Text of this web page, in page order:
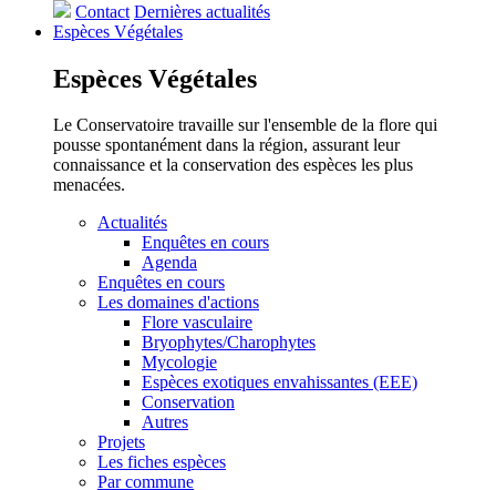
Contact Dernières actualités
Espèces Végétales
Espèces Végétales
Le Conservatoire travaille sur l'ensemble de la flore qui
pousse spontanément dans la région, assurant leur
connaissance et la conservation des espèces les plus
menacées.
Actualités
Enquêtes en cours
Agenda
Enquêtes en cours
Les domaines d'actions
Flore vasculaire
Bryophytes/Charophytes
Mycologie
Espèces exotiques envahissantes (EEE)
Conservation
Autres
Projets
Les fiches espèces
Par commune